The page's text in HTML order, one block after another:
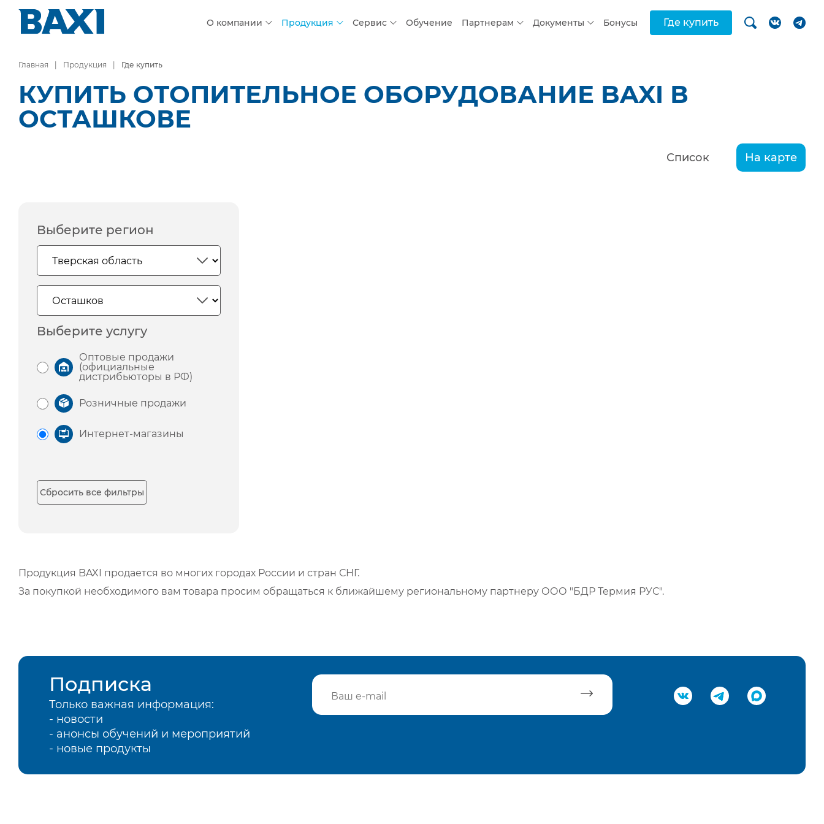
О компании Продукция Сервис Обучение Партнерам Документы Бонусы Где купить
Главная Продукция Где купить
КУПИТЬ ОТОПИТЕЛЬНОЕ ОБОРУДОВАНИЕ BAXI В
ОСТАШКОВЕ
Список На карте
Выберите регион
Выберите услугу
Оптовые продажи
(официальные
дистрибьюторы в РФ)
Розничные продажи
Интернет-магазины
Сбросить все фильтры
Продукция BAXI продается во многих городах России и стран СНГ.
За покупкой необходимого вам товара просим обращаться к ближайшему региональному партнеру ООО "БДР Термия РУС".
Подписка
Только важная информация:
- новости
- анонсы обучений и мероприятий
- новые продукты